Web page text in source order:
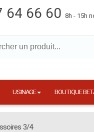
64 66 60 8h - 15h
USINAGE BOUTIQUE
3/4